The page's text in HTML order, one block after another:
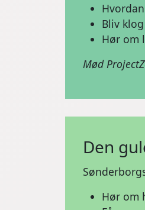
Bliv
Hør om
Mød
Den
Hør om